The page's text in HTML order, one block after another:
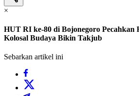
×
HUT RI ke-80 di Bojonegoro Pecahkan
Kolosal Budaya Bikin Takjub
Sebarkan artikel ini